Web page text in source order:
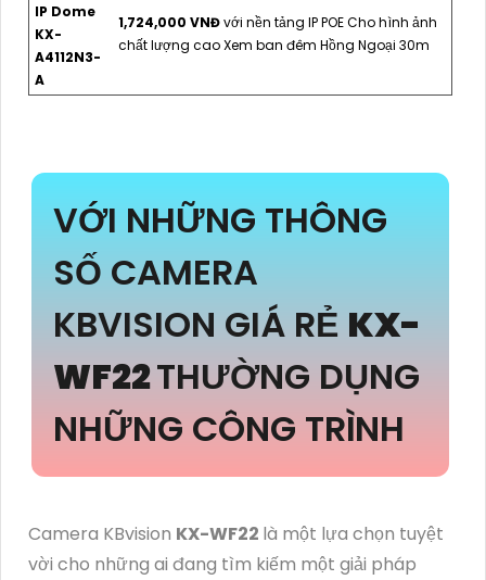
IP Dome
KX-
A4112N3-
A
1,724,000 VNĐvới nền tảng IP POE Cho hình ảnh
chất lượng cao Xem ban đêm Hồng Ngoại 30m
VỚI NHỮNG THÔNG
SỐ CAMERA
KBVISION GIÁ RẺ KX-
WF22THƯỜNG DỤNG
NHỮNG CÔNG TRÌNH
Camera KBvision KX-WF22 là một lựa chọn tuyệt
vời cho những ai đang tìm kiếm một giải pháp